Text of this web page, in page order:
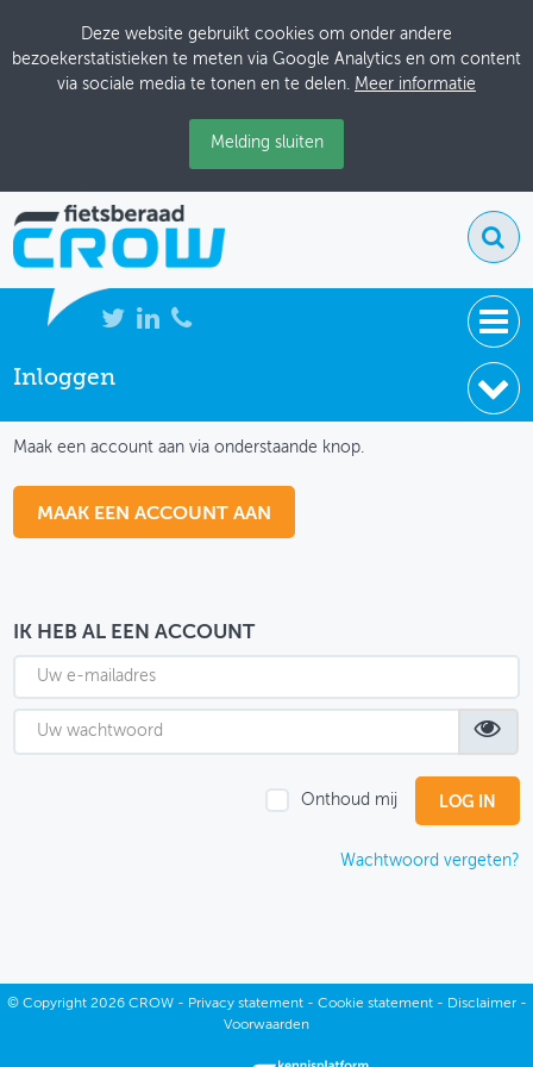
Deze website gebruikt cookies om onder andere
bezoekerstatistieken te meten via Google Analytics en om content
via sociale media te tonen en te delen. Meer informatie
Melding sluiten
NIEUWS
THEMASITES
MIJN PROFIEL
GEBRUIKER
Inloggen
Maak een account aan via onderstaande knop.
MAAK EEN ACCOUNT AAN
IK HEB AL EEN ACCOUNT
Onthoud mij
Wachtwoord vergeten?
© Copyright2026 CROW - Privacy statement- Cookie statement- Disclaimer-
Voorwaarden